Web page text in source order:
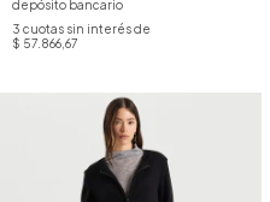
depósito bancario
3 cuotas sin interés de
$ 57.866,67